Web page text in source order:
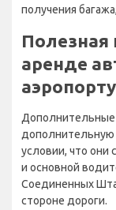
получения
аренде
Дополнительные
дополнительную
условии, что они
и основной
Соединенных
стороне дороги.